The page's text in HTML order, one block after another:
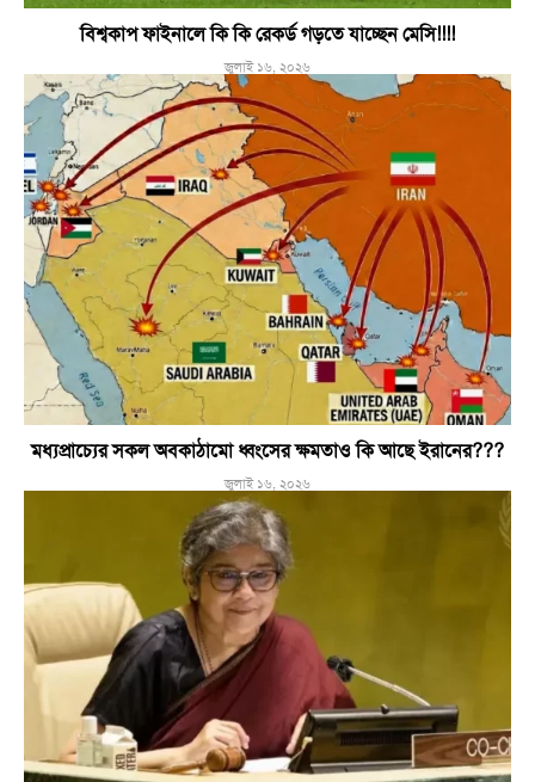
বিশ্বকাপ ফাইনালে কি কি রেকর্ড গড়তে যাচ্ছেন মেসি!!!!
জুলাই ১৬, ২০২৬
মধ্যপ্রাচ্যের সকল অবকাঠামো ধ্বংসের ক্ষমতাও কি আছে ইরানের???
জুলাই ১৬, ২০২৬